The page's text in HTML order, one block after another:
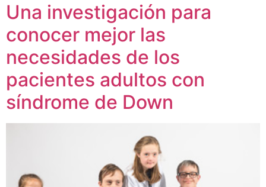
Una investigación para
conocer mejor las
necesidades de los
pacientes adultos con
síndrome de Down